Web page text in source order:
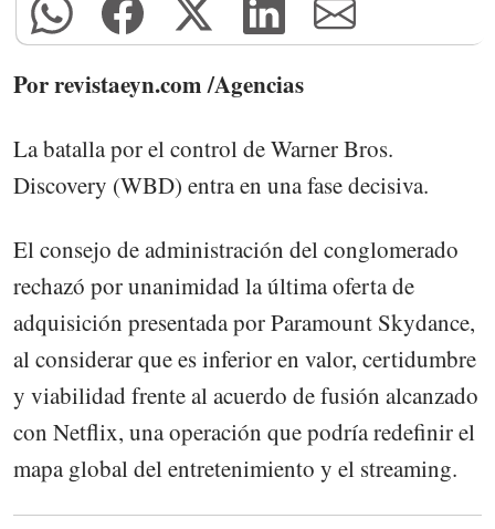
Por revistaeyn.com /Agencias
La batalla por el control de Warner Bros.
Discovery (WBD) entra en una fase decisiva.
El consejo de administración del conglomerado
rechazó por unanimidad la última oferta de
adquisición presentada por Paramount Skydance,
al considerar que es inferior en valor, certidumbre
y viabilidad frente al acuerdo de fusión alcanzado
con Netflix, una operación que podría redefinir el
mapa global del entretenimiento y el streaming.